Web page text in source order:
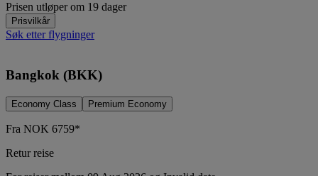
Prisen utløper om 19 dager
Prisvilkår
Søk etter flygninger
Bangkok (BKK)
Economy Class Premium Economy
Fra NOK 6759*
Retur reise